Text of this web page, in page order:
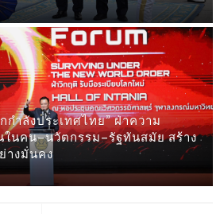
ำลังประเทศไทย” ฝ่าความ
นคน–นวัตกรรม–รัฐทันสมัย สร้าง
างมั่นคง